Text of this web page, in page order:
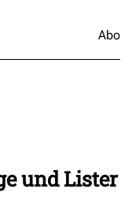
Abo
und Lister